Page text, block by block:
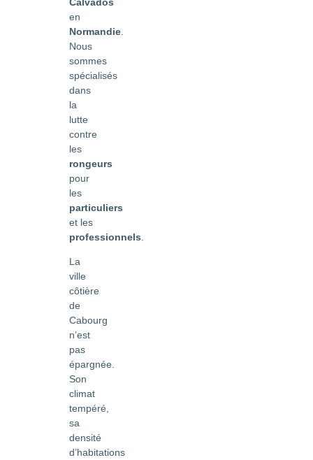
en
Normandie
Nous
sommes
spécialisés
dans
la
lutte
contre
les
rongeurs
pour
les
particuliers
et les
professionnels
La
ville
côtière
de
Cabourg
n’est
pas
épargnée.
Son
climat
tempéré,
sa
densité
d’habitations